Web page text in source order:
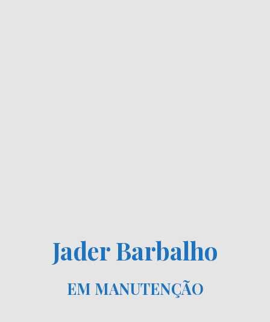
Jader Barbalho
EM MANUTENÇÃO